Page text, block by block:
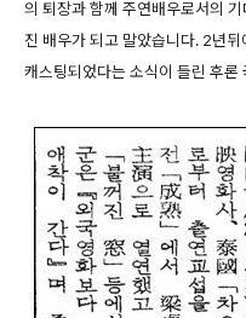
의 퇴장과 함께 주연배우로서의
진 배우가 되고 말았습니다. 2년
캐스팅되었다는 소식이 들린 후